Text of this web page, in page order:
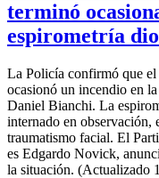
terminó
espirometría
La Policía confirmó que
ocasionó un incendio en
Daniel Bianchi. La
internado en observación,
traumatismo facial. El
es Edgardo Novick,
la situación. (Actualizado